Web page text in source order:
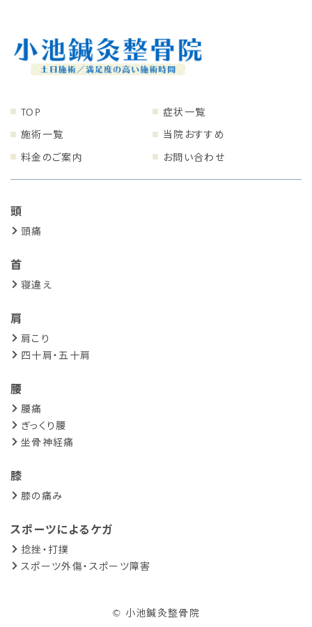
TOP
症状一覧
施術一覧
当院おすすめ
料金のご案内
お問い合わせ
頭
頭痛
首
寝違え
肩
肩こり
四十肩・五十肩
腰
腰痛
ぎっくり腰
坐骨神経痛
膝
膝の痛み
スポーツによるケガ
捻挫・打撲
スポーツ外傷・スポーツ障害
© 小池鍼灸整骨院